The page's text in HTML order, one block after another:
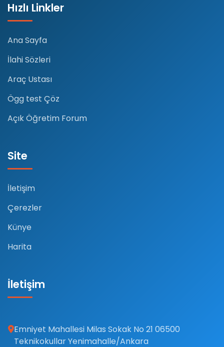
Hızlı Linkler
Ana Sayfa
İlahi Sözleri
Araç Ustası
Ögg test Çöz
Açık Öğretim Forum
Site
İletişim
Çerezler
Künye
Harita
İletişim
Emniyet Mahallesi Milas Sokak No 21 06500
Teknikokullar Yenimahalle/Ankara